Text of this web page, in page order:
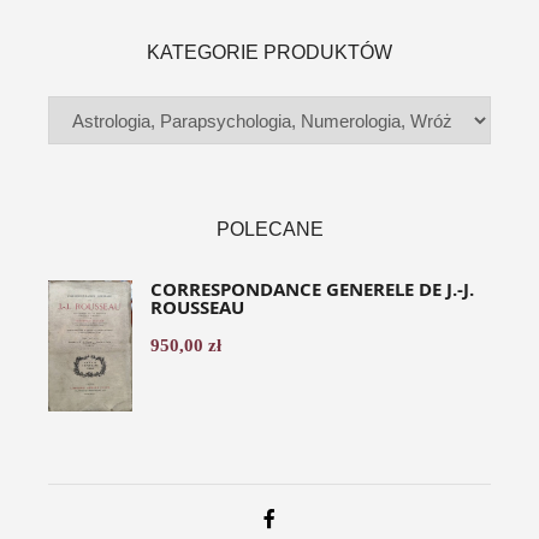
KATEGORIE PRODUKTÓW
POLECANE
CORRESPONDANCE GENERELE DE J.-J.
ROUSSEAU
950,00 zł